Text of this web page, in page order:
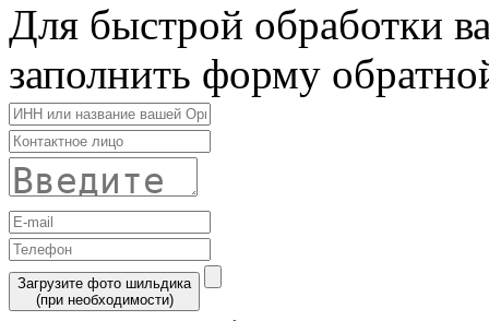
Для быстрой обработки
заполнить форму
Загрузите фото шильдика
(при необходимости)